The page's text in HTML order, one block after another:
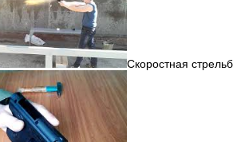
("ГОРЯЧАЯ" ЗАПРАВКА) В СБОРЕ
С РЕДУКТОРОМ ПОПЕРЕЧНЫМ В СБОРЕ
КОЛБЫЗАТЫЛЬНИК КОЛБЫ ⌀60-61 В
МАГАЗИН СО СТАЛЬНЫМИ
КОЛЕЦ КОНТЕЙНЕР
Скоростная